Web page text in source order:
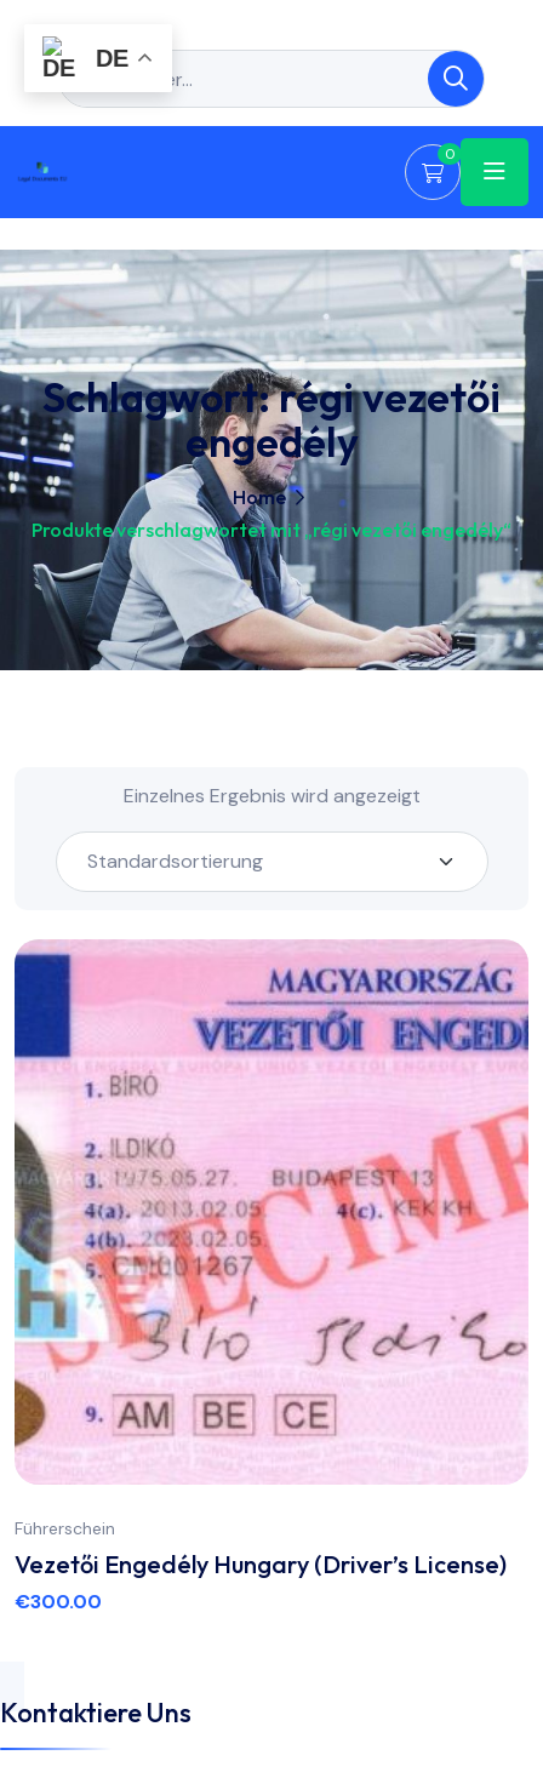
0
Schlagwort:régi vezetői
engedély
Home
Produkte verschlagwortet mit „régi vezetői engedély“
Einzelnes Ergebnis wird angezeigt
Führerschein
Vezetői Engedély Hungary (Driver’s License)
€300.00
Kontaktiere Uns
DE